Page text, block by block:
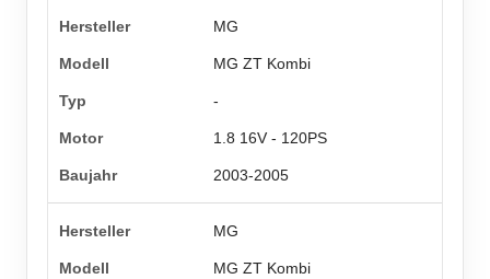
MG
MG ZT Kombi
-
1.8 16V - 120PS
2003-2005
MG
MG ZT Kombi